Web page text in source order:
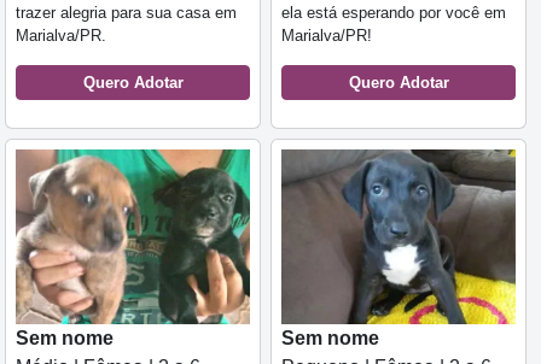
trazer alegria para sua casa em
Marialva/PR.
Quero Adotar
ela está esperando por você em
Marialva/PR!
Quero Adotar
Sem nome
Sem nome